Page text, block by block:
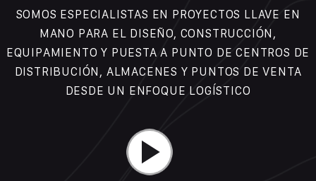
SOMOS ESPECIALISTAS EN PROYECTOS LLAVE EN
MANO PARA EL DISEÑO, CONSTRUCCIÓN,
EQUIPAMIENTO Y PUESTA A PUNTO DE CENTROS DE
DISTRIBUCIÓN, ALMACENES Y PUNTOS DE VENTA
DESDE UN ENFOQUE LOGÍSTICO